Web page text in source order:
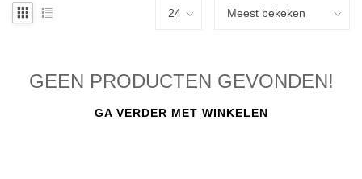
GEEN PRODUCTEN GEVONDEN!
GA VERDER MET WINKELEN